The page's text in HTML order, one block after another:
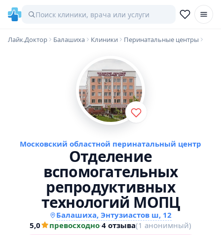
Лайк.Доктор Балашиха Клиники Перинатальные центры
Московский областной перинатальный центр
Отделение
вспомогательных
репродуктивных
технологий МОПЦ
Балашиха, Энтузиастов ш, 12
5,0
превосходно·4 отзыва(1 анонимный)